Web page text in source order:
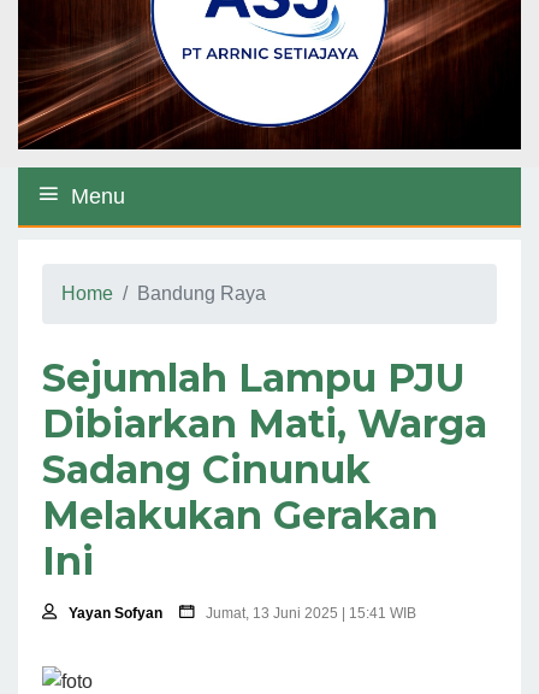
Menu
Home Bandung Raya
Sejumlah Lampu PJU
Dibiarkan Mati, Warga
Sadang Cinunuk
Melakukan Gerakan
Ini
Yayan Sofyan Jumat, 13 Juni 2025 | 15:41 WIB